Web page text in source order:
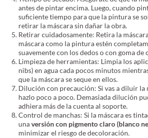
antes de pintar encima. Luego, cuando
suficiente tiempo para que la pintura se
retirar la máscara sin dañar la obra.
Retirar cuidadosamente: Retira la
máscara como la pintura estén
suavemente con los dedos o con goma de
Limpieza de herramientas: Limpia los
nibs) en agua cada pocos minutos
que la máscara se seque en ellos.
Dilución con precaución: Si vas a diluir la
hazlo poco a poco. Demasiada dilución
adhiera más de la cuenta al soporte.
Control de manchas: Si la máscara es
unaversión con pigmento claro (blanco
minimizar el riesgo de decoloración.